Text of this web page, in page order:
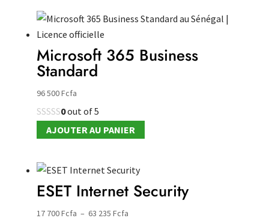
Microsoft 365 Business
Standard
96 500Fcfa
0out of 5
AJOUTER AU PANIER
ESET Internet Security
17 700Fcfa – 63 235 FcfaPlage